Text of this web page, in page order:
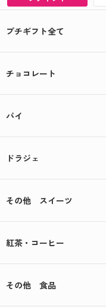
プチギフト全て
チョコレート
パイ
ドラジェ
その他 スイーツ
紅茶・コーヒー
その他 食品